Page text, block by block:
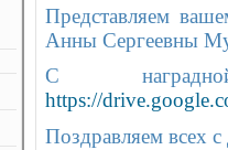
Представляем
Анны Сергеевны
С
https://
Поздравляем всех